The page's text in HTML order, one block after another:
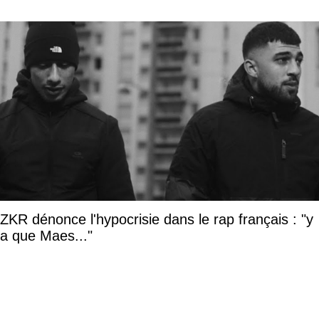
ZKR dénonce l'hypocrisie dans le rap français : "y
a que Maes..."